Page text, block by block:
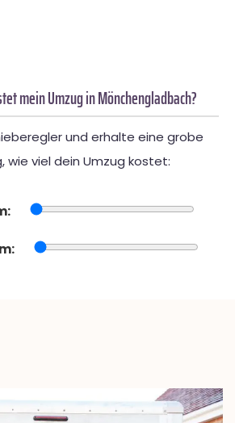
mein Umzug in Mönchengladbach?
und erhalte eine grobe
wie viel dein Umzug kostet: